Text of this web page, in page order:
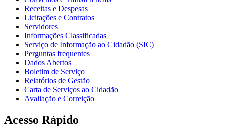
Receitas e Despesas
Licitações e Contratos
Servidores
Informações Classificadas
Serviço de Informação ao Cidadão (SIC)
Perguntas frequentes
Dados Abertos
Boletim de Serviço
Relatórios de Gestão
Carta de Serviços ao Cidadão
Avaliação e Correição
Acesso Rápido